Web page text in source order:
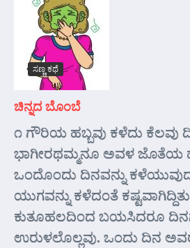
ಸಣ್ಣ ಕಥೆ
ಚಿನ್ನದ ಬೊಂಬೆ
೧ ಗೌರಿಯ ಹಬ್ಬವು ಕಳೆದು ಕೆಲವು
ಭಾಗೀರಥಮ್ಮನೂ ಅವಳ ಜೊತೆಯ
ಒಂದೊಂದು ದಿನವನ್ನು
ಯುಗವನ್ನು ಕಳೆದಂತೆ
ಕುತೂಹಲದಿಂದ ಬಯಸಿದರೂ
ಉರುಳಲೊಲ್ಲವು. ಒಂದು ದಿನ